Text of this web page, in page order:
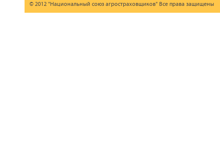
© 2012 "Национальный союз агростраховщиков" Все права защищены